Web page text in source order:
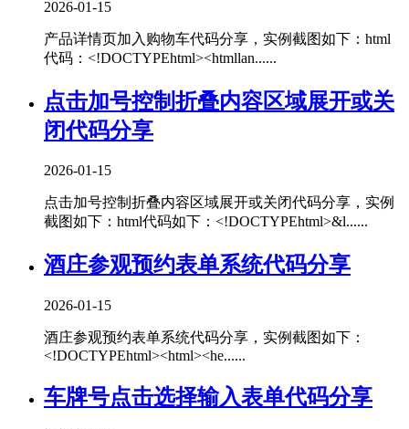
2026-01-15
产品详情页加入购物车代码分享，实例截图如下：html
代码：<!DOCTYPEhtml><htmllan......
点击加号控制折叠内容区域展开或关
闭代码分享
2026-01-15
点击加号控制折叠内容区域展开或关闭代码分享，实例
截图如下：html代码如下：<!DOCTYPEhtml>&l......
酒庄参观预约表单系统代码分享
2026-01-15
酒庄参观预约表单系统代码分享，实例截图如下：
<!DOCTYPEhtml><html><he......
车牌号点击选择输入表单代码分享